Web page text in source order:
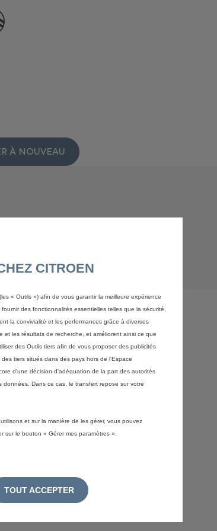
À NOUVEAU
CITROEN
« Outils ») afin de vous garantir la meilleure expérience
des fonctionnalités essentielles telles que la sécurité,
la convivialité et les performances grâce à diverses
les résultats de recherche, et améliorent ainsi ce que
des Outils tiers afin de vous proposer des publicités
tiers situés dans des pays hors de l'Espace
d'une décision d'adéquation de la part des autorités
Dans ce cas, le transfert repose sur votre
et sur la manière de les gérer, vous pouvez
sur le bouton « Gérer mes paramètres ».
TOUT ACCEPTER